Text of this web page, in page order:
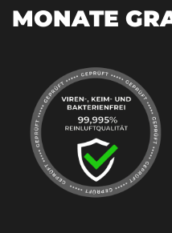
MONATE